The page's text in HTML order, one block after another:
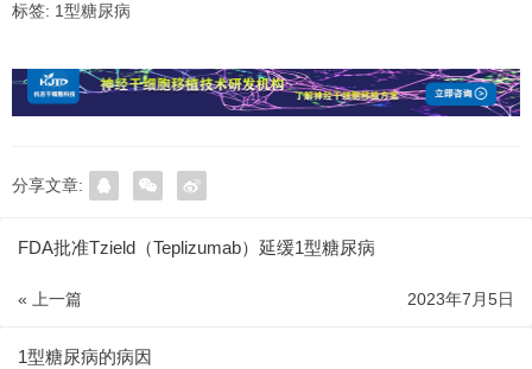
标签: 1型糖尿病
分享文章:
FDA批准Tzield（Teplizumab）延缓1型糖尿病
« 上一篇 2023年7月5日
1型糖尿病的病因